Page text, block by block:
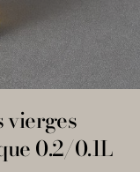
vierges
0.2/0.1L